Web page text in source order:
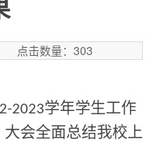
点击数量： 303
2023学年学生工作
会全面总结我校上